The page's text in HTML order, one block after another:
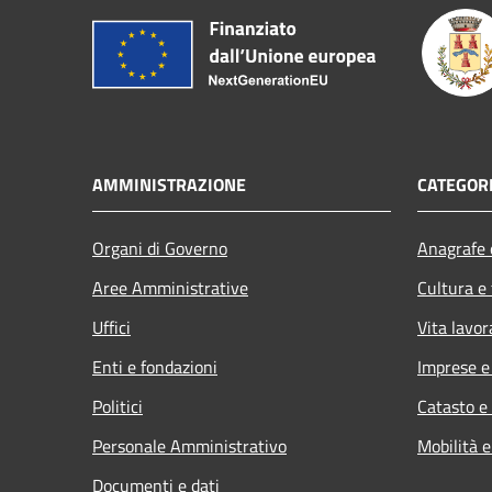
AMMINISTRAZIONE
Organi di Governo
Aree Amministrative
Uffici
Enti e fondazioni
Politici
Personale Amministrativo
Documenti e dati
Cultura
Vita
Imprese
Catasto
Mobilità